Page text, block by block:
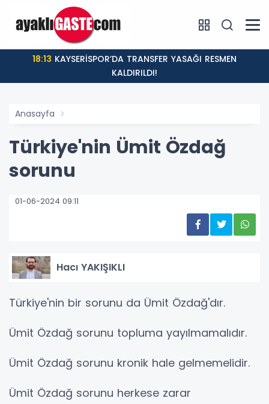
18:13
KALDIRILDI!
Anasayfa
Türkiye'nin Ümit Özdağ
sorunu
01-06-2024 09:11
Hacı YAKIŞIKLI
Türkiye'nin bir sorunu da Ümit Özdağ'dır.
Ümit Özdağ sorunu topluma yayılmamalıdır.
Ümit Özdağ sorunu kronik hale gelmemelidir.
Ümit Özdağ sorunu herkese zarar